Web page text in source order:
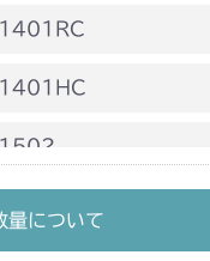
FIG28 アクスル
ミッション FIG4 アクスル
ミッション FIG4 アクスル
ッション HT051B
量について